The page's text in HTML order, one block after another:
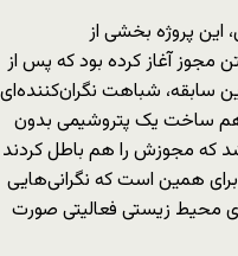
پروژه بخشی از
مجوز آغاز کرده بود که پس از
سابقه، شباهت نگران‌کننده‌ای
هم ساخت یک پتروشیمی بدون
که مجوزش را هم باطل کردند
همین است که نگرانی‌هایی
محیط زیستی فعالیتی صورت